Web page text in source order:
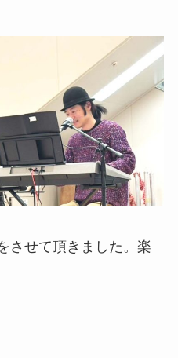
させて頂きました。楽